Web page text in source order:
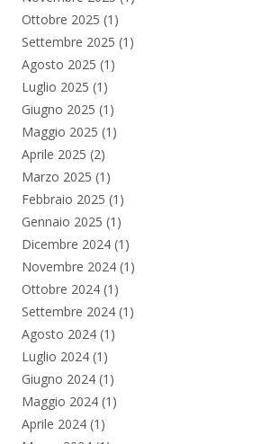
Ottobre 2025 (1)
Settembre 2025 (1)
Agosto 2025 (1)
Luglio 2025 (1)
Giugno 2025 (1)
Maggio 2025 (1)
Aprile 2025 (2)
Marzo 2025 (1)
Febbraio 2025 (1)
Gennaio 2025 (1)
Dicembre 2024 (1)
Novembre 2024 (1)
Ottobre 2024 (1)
Settembre 2024 (1)
Agosto 2024 (1)
Luglio 2024 (1)
Giugno 2024 (1)
Maggio 2024 (1)
Aprile 2024 (1)